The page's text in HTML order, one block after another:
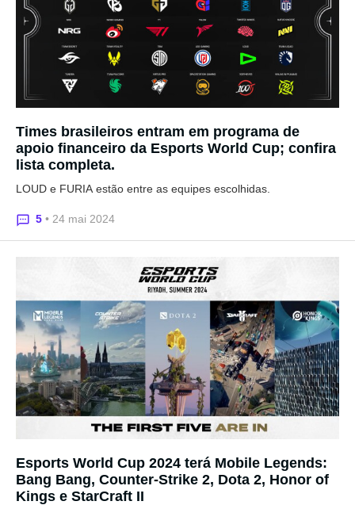
Times brasileiros entram em programa de
apoio financeiro da Esports World Cup; confira
lista completa.
LOUD e FURIA estão entre as equipes escolhidas.
5 • 24 mai 2024
Esports World Cup 2024 terá Mobile Legends:
Bang Bang, Counter-Strike 2, Dota 2, Honor of
Kings e StarCraft II